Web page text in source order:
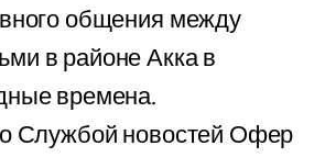
общения между
в районе Акка в
времена.
Службой новостей Офер